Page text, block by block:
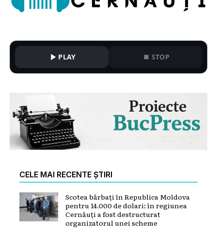
PLAY STOP
CELE MAI RECENTE ȘTIRI
Scotea bărbați în Republica Moldova
pentru 14.000 de dolari: în regiunea
Cernăuți a fost destructurat
organizatorul unei scheme